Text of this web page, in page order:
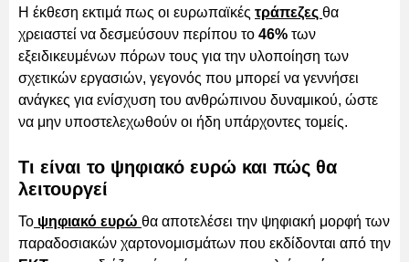
Η έκθεση εκτιμά πως οι ευρωπαϊκές τράπεζες θα
χρειαστεί να δεσμεύσουν περίπου το 46% των
εξειδικευμένων πόρων τους για την υλοποίηση των
σχετικών εργασιών, γεγονός που μπορεί να γεννήσει
ανάγκες για ενίσχυση του ανθρώπινου δυναμικού, ώστε
να μην υποστελεχωθούν οι ήδη υπάρχοντες τομείς.
Τι είναι το ψηφιακό ευρώ και πώς θα
λειτουργεί
Το ψηφιακό ευρώ θα αποτελέσει την ψηφιακή μορφή των
παραδοσιακών χαρτονομισμάτων που εκδίδονται από την